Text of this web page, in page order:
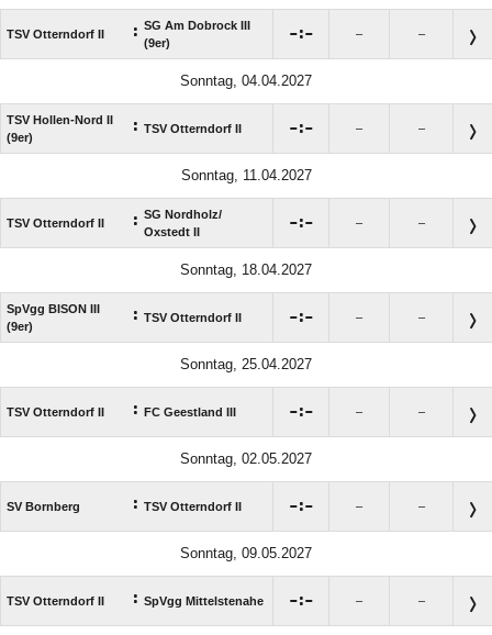
TSV Otterndorf II : SG Am Dobrock III
(9er)
: – –
Sonntag, 04.04.2027
TSV Hollen-Nord II
(9er)
: TSV Otterndorf II : – –
Sonntag, 11.04.2027
TSV Otterndorf II : SG Nordholz/​
Oxstedt II
: – –
Sonntag, 18.04.2027
SpVgg BISON III
(9er)
: TSV Otterndorf II : – –
Sonntag, 25.04.2027
TSV Otterndorf II : FC Geestland III : – –
Sonntag, 02.05.2027
SV Bornberg : TSV Otterndorf II : – –
Sonntag, 09.05.2027
TSV Otterndorf II : SpVgg Mittelstenahe : – –